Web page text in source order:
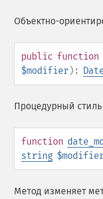
Объектно-
public function
$modifier):
Процедурный стиль
function
string
Метод изменяет